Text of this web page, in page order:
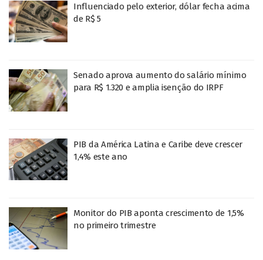
Influenciado pelo exterior, dólar fecha acima
de R$ 5
Senado aprova aumento do salário mínimo
para R$ 1.320 e amplia isenção do IRPF
PIB da América Latina e Caribe deve crescer
1,4% este ano
Monitor do PIB aponta crescimento de 1,5%
no primeiro trimestre